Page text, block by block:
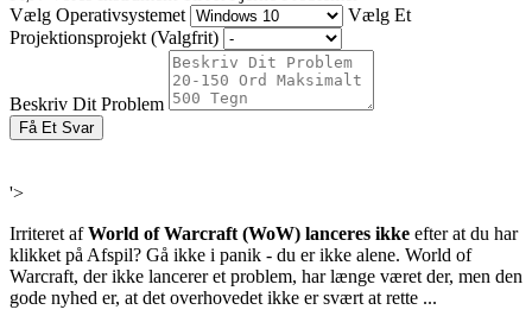
Vælg Operativsystemet
Vælg Et
Projektionsprojekt (Valgfrit)
Beskriv Dit Problem
Få Et Svar
'>
Irriteret afWorld of Warcraft (WoW) lanceres ikke efter at du har
klikket på Afspil? Gå ikke i panik - du er ikke alene. World of
Warcraft, der ikke lancerer et problem, har længe været der, men den
gode nyhed er, at det overhovedet ikke er svært at rette ...